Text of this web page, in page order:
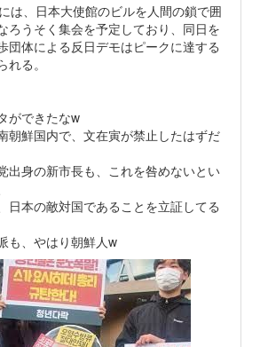
は、日本大使館のビルを人間の鎖で囲
ろうそく集会を予定しており、同日を
団体による反日デモはピークに達する
れる。
ができたなw
朝鮮国内で、文在寅が禁止したはずだ
出身の新市長も、これを咎めないとい
日本の敵対国であることを立証してる
も、やはり朝鮮人w